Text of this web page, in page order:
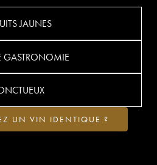
JAUNES
GASTRONOMIE
UN VIN IDENTIQUE ?